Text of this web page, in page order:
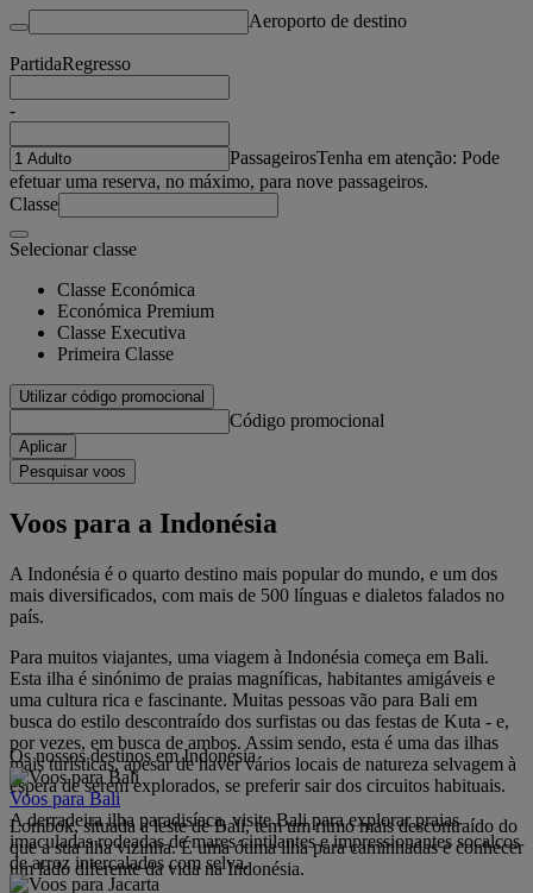
Aeroporto de destino
PartidaRegresso
-
PassageirosTenha em atenção: Pode
efetuar uma reserva, no máximo, para nove passageiros.
Classe
Selecionar classe
Classe Económica
Económica Premium
Classe Executiva
Primeira Classe
Utilizar código promocional
Código promocional
Aplicar
Pesquisar voos
Voos para a Indonésia
A Indonésia é o quarto destino mais popular do mundo, e um dos
mais diversificados, com mais de 500 línguas e dialetos falados no
país.
Para muitos viajantes, uma viagem à Indonésia começa em Bali.
Esta ilha é sinónimo de praias magníficas, habitantes amigáveis e
uma cultura rica e fascinante. Muitas pessoas vão para Bali em
busca do estilo descontraído dos surfistas ou das festas de Kuta - e,
por vezes, em busca de ambos. Assim sendo, esta é uma das ilhas
mais turísticas, apesar de haver vários locais de natureza selvagem à
espera de serem explorados, se preferir sair dos circuitos habituais.
Lombok, situada a leste de Bali, tem um ritmo mais descontraído do
que a sua ilha vizinha. É uma ótima ilha para caminhadas e conhecer
um lado diferente da vida na Indonésia.
Os nossos destinos em Indonésia
Voos para Bali
A derradeira ilha paradisíaca, visite Bali para explorar praias
imaculadas rodeadas de mares cintilantes e impressionantes socalcos
de arroz intercalados com selva.